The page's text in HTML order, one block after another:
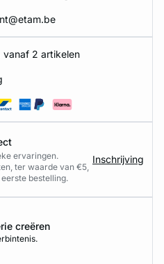
2 artikelen
ervaringen.
ter waarde van €5,
bestelling.
Inschrijving
creëren